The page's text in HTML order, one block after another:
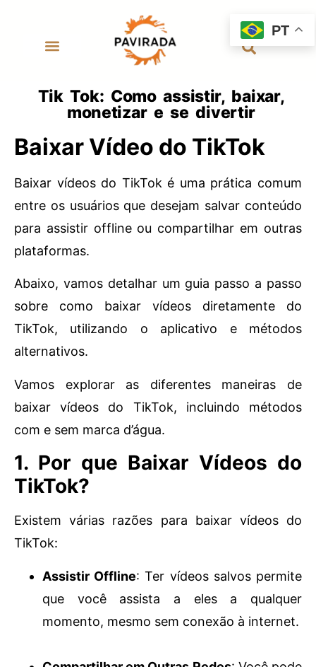
Tik Tok: Como assistir, baixar,
monetizar e se divertir
Baixar Vídeo do TikTok
Baixar vídeos do TikTok é uma prática comum
entre os usuários que desejam salvar conteúdo
para assistir offline ou compartilhar em outras
plataformas.
Abaixo, vamos detalhar um guia passo a passo
sobre como baixar vídeos diretamente do
TikTok, utilizando o aplicativo e métodos
alternativos.
Vamos explorar as diferentes maneiras de
baixar vídeos do TikTok, incluindo métodos
com e sem marca d’água.
1. Por que Baixar Vídeos do
TikTok?
Existem várias razões para baixar vídeos do
TikTok:
Assistir Offline: Ter vídeos salvos permite
que você assista a eles a qualquer
momento, mesmo sem conexão à internet.
PT